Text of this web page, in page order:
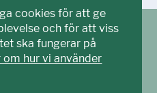
cookies för att ge
och för att viss
ska fungerar på
om hur vi använder